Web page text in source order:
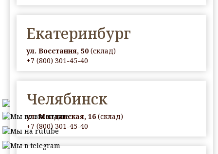
Екатеринбург
ул. Восстания, 50 (склад)
+7 (800) 301-45-40
Челябинск
ул. Молдавская, 16 (склад)
+7 (800) 301-45-40